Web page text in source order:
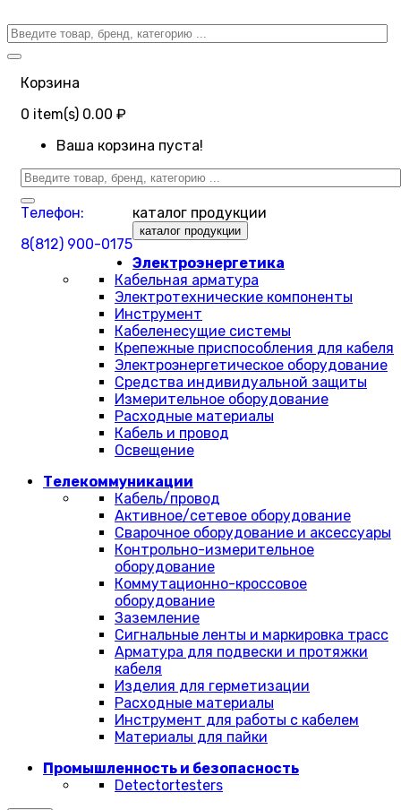
Корзина
0 item(s) 0.00 ₽
Ваша корзина пуста!
Телефон:
8(812) 900-0175
каталог продукции
каталог продукции
Электроэнергетика
Кабельная арматура
Электротехнические компоненты
Инструмент
Кабеленесущие системы
Крепежные приспособления для кабеля
Электроэнергетическое оборудование
Средства индивидуальной защиты
Измерительное оборудование
Расходные материалы
Кабель и провод
Освещение
Телекоммуникации
Кабель/провод
Активное/сетевое оборудование
Сварочное оборудование и аксессуары
Контрольно-измерительное
оборудование
Коммутационно-кроссовое
оборудование
Заземление
Сигнальные ленты и маркировка трасс
Арматура для подвески и протяжки
кабеля
Изделия для герметизации
Расходные материалы
Инструмент для работы с кабелем
Материалы для пайки
Промышленность и безопасность
Detectortesters